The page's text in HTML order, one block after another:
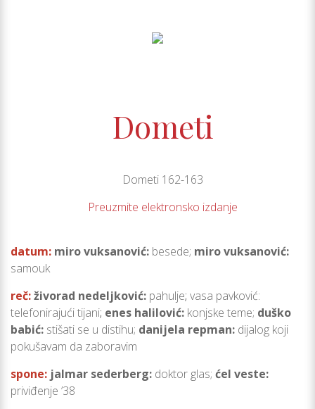
Dometi
Dometi 162-163
Preuzmite elektronsko izdanje
datum: miro vuksanović: besede; miro vuksanović:
samouk
reč:živorad nedeljković: pahulje; vasa pavković:
telefonirajući tijani; enes halilović: konjske teme; duško
babić: stišati se u distihu; danijela repman: dijalog koji
pokušavam da zaboravim
spone: jalmar sederberg: doktor glas; ćel veste:
priviđenje ’38